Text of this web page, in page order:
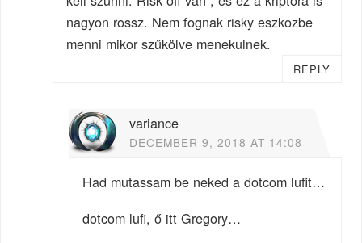
nagyon rossz. Nem fognak risky eszkozbe
menni mikor szűkölve menekulnek.
REPLY
variance
DECEMBER 9, 2018 AT 14:08
Had mutassam be neked a dotcom lufit…
dotcom lufi, ő itt Gregory…